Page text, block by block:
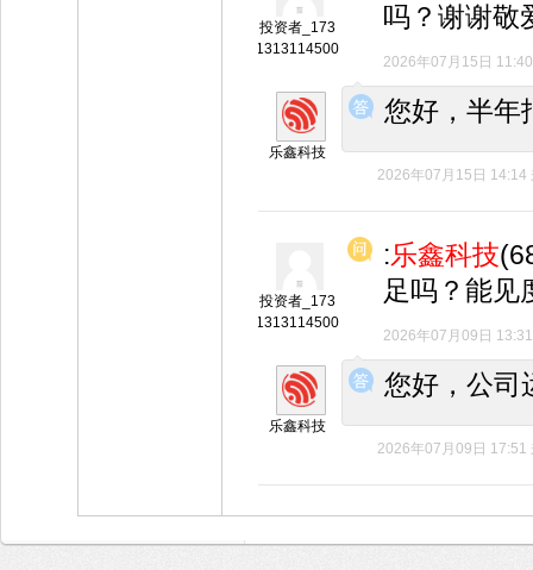
投资者_173
1313114500
吗？谢谢敬
2026年07月15日 11:40
◆
◆
乐鑫科技
您好，半年
2026年07月15日 14:14
投资者_173
1313114500
:乐鑫科技
足吗？能见
2026年07月09日 13:31
◆
◆
乐鑫科技
您好，公司
2026年07月09日 17:51